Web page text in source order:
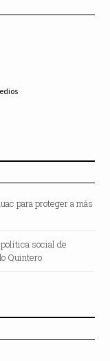
para proteger a más
social de
Quintero